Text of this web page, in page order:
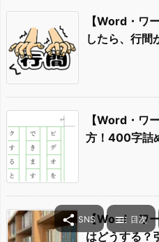
【Word・ワ
したら、行間
【Word・ワ
方！400字詰
【Word・ワ
はどうする？
 SNS  目次